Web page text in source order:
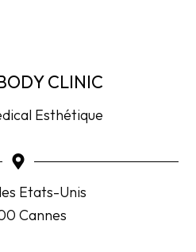
CLINIC
Esthétique
Etats-Unis
Cannes